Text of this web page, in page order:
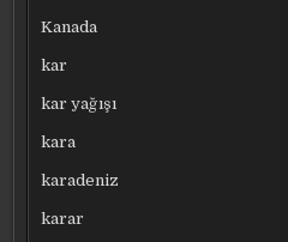
Kanada
kar
kar yağışı
kara
karadeniz
karar